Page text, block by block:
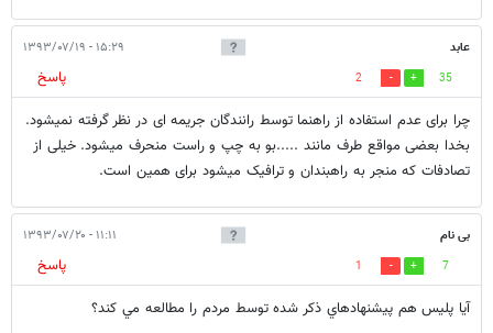
عابد ۱۵:۲۹ - ۱۳۹۳/۰۷/۱۹
35
2
پاسخ
چرا برای عدم استفاده از راهنما توسط رانندگان جریمه ای در نظر گرفته نمیشود.
بخدا بعضی مواقع طرف مانند .....بو به چپ و راست منحرف میشود. خیلی از
تصادفات که منجر به راهبندان و ترافیک میشود برای همین است.
بی نام ۱۱:۱۱ - ۱۳۹۳/۰۷/۲۰
7
1
پاسخ
آيا پليس هم پيشنهادهاي ذكر شده توسط مردم را مطالعه مي كند؟